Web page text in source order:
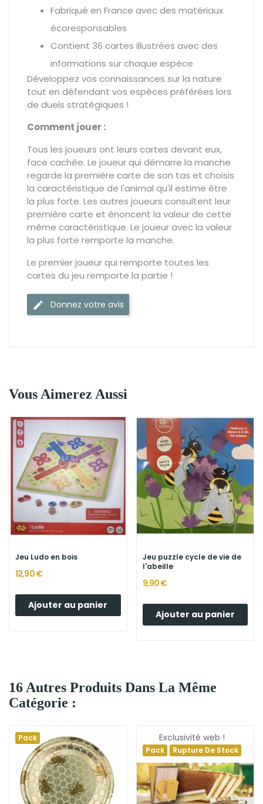
Fabriqué en France avec des matériaux
écoresponsables
Contient 36 cartes illustrées avec des
informations sur chaque espèce
Développez vos connaissances sur la nature
tout en défendant vos espèces préférées lors
de duels stratégiques !
Comment jouer :
Tous les joueurs ont leurs cartes devant eux,
face cachée. Le joueur qui démarre la manche
regarde la première carte de son tas et choisis
la caractéristique de l'animal qu'il estime être
la plus forte. Les autres joueurs consultent leur
première carte et énoncent la valeur de cette
même caractéristique. Le joueur avec la valeur
la plus forte remporte la manche.
Le premier joueur qui remporte toutes les
cartes du jeu remporte la partie !
Donnez votre avis
Vous Aimerez Aussi
Jeu Ludo en bois
12,90 €
Ajouter au panier
Jeu puzzle cycle de vie de
l'abeille
9,90 €
Ajouter au panier
16 Autres Produits Dans La Même
Catégorie :
Pack Exclusivité web !
Pack Rupture De Stock